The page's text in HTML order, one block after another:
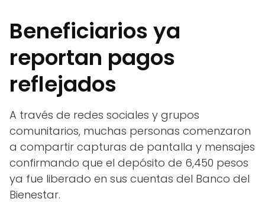
Beneficiarios ya
reportan pagos
reflejados
A través de redes sociales y grupos
comunitarios, muchas personas comenzaron
a compartir capturas de pantalla y mensajes
confirmando que el depósito de 6,450 pesos
ya fue liberado en sus cuentas del Banco del
Bienestar.